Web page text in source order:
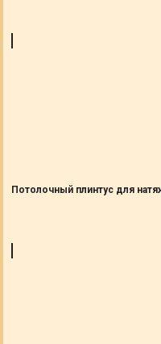
Потолочный плинтус для